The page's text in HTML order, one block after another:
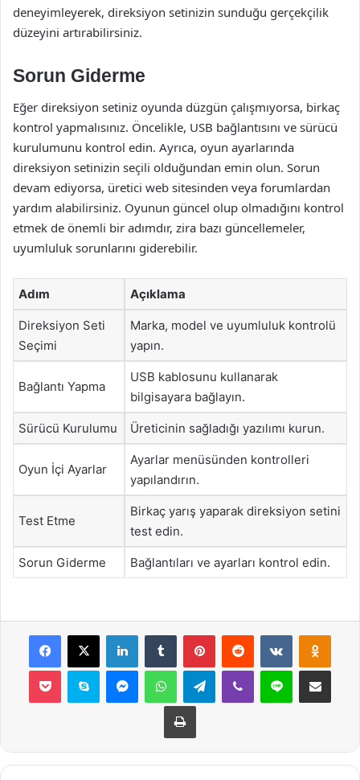
deneyimleyerek, direksiyon setinizin sunduğu gerçekçilik
düzeyini artırabilirsiniz.
Sorun Giderme
Eğer direksiyon setiniz oyunda düzgün çalışmıyorsa, birkaç
kontrol yapmalısınız. Öncelikle, USB bağlantısını ve sürücü
kurulumunu kontrol edin. Ayrıca, oyun ayarlarında
direksiyon setinizin seçili olduğundan emin olun. Sorun
devam ediyorsa, üretici web sitesinden veya forumlardan
yardım alabilirsiniz. Oyunun güncel olup olmadığını kontrol
etmek de önemli bir adımdır, zira bazı güncellemeler,
uyumluluk sorunlarını giderebilir.
Adım Açıklama
Direksiyon Seti
Seçimi
Marka, model ve uyumluluk kontrolü
yapın.
Bağlantı Yapma
USB kablosunu kullanarak
bilgisayara bağlayın.
Sürücü Kurulumu Üreticinin sağladığı yazılımı kurun.
Oyun İçi Ayarlar
Ayarlar menüsünden kontrolleri
yapılandırın.
Test Etme
Birkaç yarış yaparak direksiyon setini
test edin.
Sorun Giderme Bağlantıları ve ayarları kontrol edin.
Facebook
X LinkedInTumblr PinterestReddit VKontakte
Pocket Skype MessengerWhatsAppTelegramViber Line E-Posta ile
Yazdır